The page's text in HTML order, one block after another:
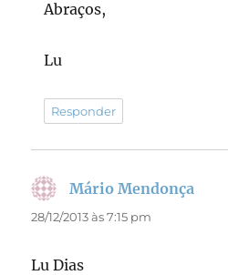
Abraços,
Lu
Responder
Mário Mendonça
28/12/2013 às 7:15 pm
Lu Dias